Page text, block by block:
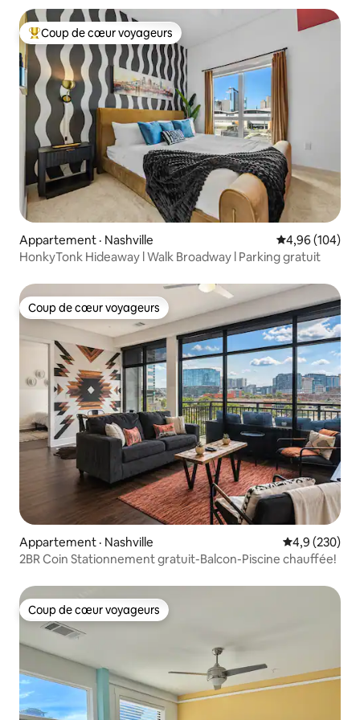
Coup de cœur voyageurs parmi les plus aimés
Coup de cœur voyageurs
Appartement · Nashville Note
4,96 (104)
HonkyTonk Hideaway l Walk Broadway l Parking gratuit
Coup de cœur voyageurs
Coup de cœur voyageurs
Appartement · Nashville Note
4,9 (230)
2BR Coin Stationnement gratuit-Balcon-Piscine chauffée!
Coup de cœur voyageurs
Coup de cœur voyageurs